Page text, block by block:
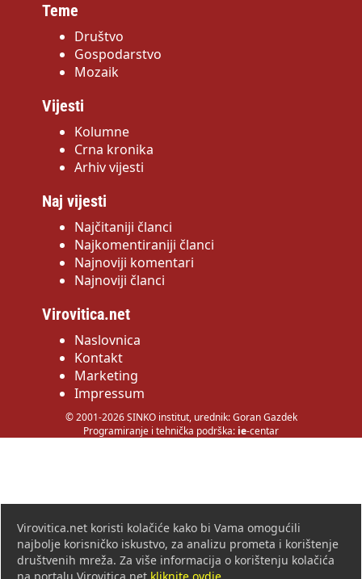
Teme
Društvo
Gospodarstvo
Mozaik
Vijesti
Kolumne
Crna kronika
Arhiv vijesti
Naj vijesti
Najčitaniji članci
Najkomentiraniji članci
Najnoviji komentari
Najnoviji članci
Virovitica.net
Naslovnica
Kontakt
Marketing
Impressum
© 2001-2026 SINKO institut, urednik: Goran Gazdek
Programiranje i tehnička podrška: ie-centar
Virovitica.net koristi kolačiće kako bi Vama omogućili
najbolje korisničko iskustvo, za analizu prometa i korištenje
društvenih mreža. Za više informacija o korištenju kolačića